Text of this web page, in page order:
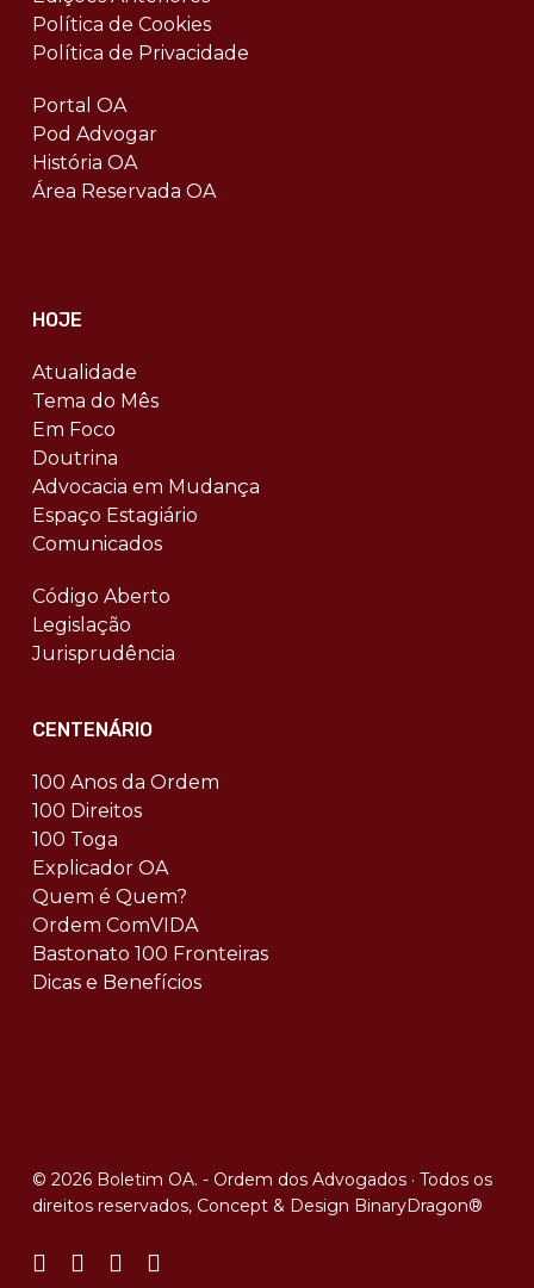
Política de Cookies
Política de Privacidade
Portal OA
Pod Advogar
História OA
Área Reservada OA
HOJE
Atualidade
Tema do Mês
Em Foco
Doutrina
Advocacia em Mudança
Espaço Estagiário
Comunicados
Código Aberto
Legislação
Jurisprudência
CENTENÁRIO
100 Anos da Ordem
100 Direitos
100 Toga
Explicador OA
Quem é Quem?
Ordem ComVIDA
Bastonato 100 Fronteiras
Dicas e Benefícios
© 2026 Boletim OA. - Ordem dos Advogados · Todos os
direitos reservados, Concept & Design BinaryDragon®
facebooklinkedinyoutubeinstagram